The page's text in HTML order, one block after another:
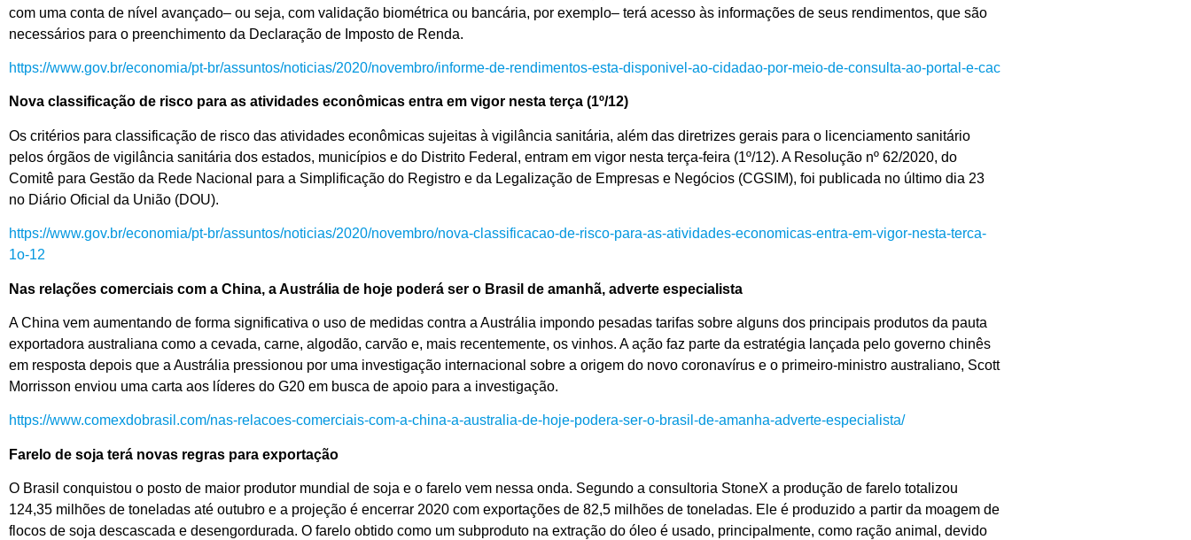
com uma conta de nível avançado– ou seja, com validação biométrica ou bancária, por exemplo– terá acesso às informações de seus rendimentos, que são
necessários para o preenchimento da Declaração de Imposto de Renda.
https://www.gov.br/economia/pt-br/assuntos/noticias/2020/novembro/informe-de-rendimentos-esta-disponivel-ao-cidadao-por-meio-de-consulta-ao-portal-e-cac
Nova classificação de risco para as atividades econômicas entra em vigor nesta terça (1º/12)
Os critérios para classificação de risco das atividades econômicas sujeitas à vigilância sanitária, além das diretrizes gerais para o licenciamento sanitário
pelos órgãos de vigilância sanitária dos estados, municípios e do Distrito Federal, entram em vigor nesta terça-feira (1º/12). A Resolução nº 62/2020, do
Comitê para Gestão da Rede Nacional para a Simplificação do Registro e da Legalização de Empresas e Negócios (CGSIM), foi publicada no último dia 23
no Diário Oficial da União (DOU).
https://www.gov.br/economia/pt-br/assuntos/noticias/2020/novembro/nova-classificacao-de-risco-para-as-atividades-economicas-entra-em-vigor-nesta-terca-
1o-12
Nas relações comerciais com a China, a Austrália de hoje poderá ser o Brasil de amanhã, adverte especialista
A China vem aumentando de forma significativa o uso de medidas contra a Austrália impondo pesadas tarifas sobre alguns dos principais produtos da pauta
exportadora australiana como a cevada, carne, algodão, carvão e, mais recentemente, os vinhos. A ação faz parte da estratégia lançada pelo governo chinês
em resposta depois que a Austrália pressionou por uma investigação internacional sobre a origem do novo coronavírus e o primeiro-ministro australiano, Scott
Morrisson enviou uma carta aos líderes do G20 em busca de apoio para a investigação.
https://www.comexdobrasil.com/nas-relacoes-comerciais-com-a-china-a-australia-de-hoje-podera-ser-o-brasil-de-amanha-adverte-especialista/
Farelo de soja terá novas regras para exportação
O Brasil conquistou o posto de maior produtor mundial de soja e o farelo vem nessa onda. Segundo a consultoria StoneX a produção de farelo totalizou
124,35 milhões de toneladas até outubro e a projeção é encerrar 2020 com exportações de 82,5 milhões de toneladas. Ele é produzido a partir da moagem de
flocos de soja descascada e desengordurada. O farelo obtido como um subproduto na extração do óleo é usado, principalmente, como ração animal, devido